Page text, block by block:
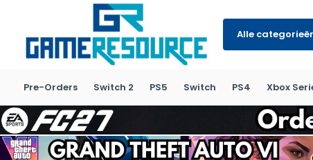
Alle
Pre-Orders Switch 2 PS5 Switch PS4 Xbox